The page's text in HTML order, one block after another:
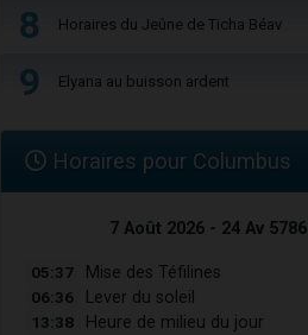
8 Horaires du Jeûne de Ticha Béav
9 Elyana au buisson ardent
Horaires pour Columbus
7 Août 2026 - 24 Av 5786
05:37 Mise des Téfilines
06:36 Lever du soleil
13:38 Heure de milieu du jour